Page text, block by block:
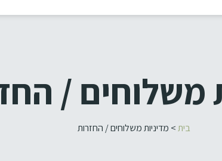
משלוחים /
בית> מדיניות משלוחים / החזרות